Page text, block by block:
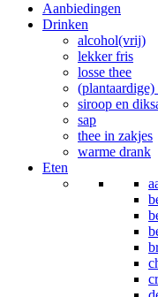
Aanbiedingen
Drinken
alcohol(vrij)
lekker fris
losse thee
siroop en
sap
thee in zakjes
warme drank
Eten